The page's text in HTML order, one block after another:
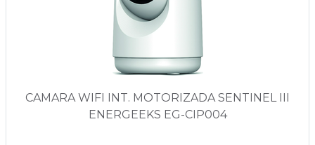
CAMARA WIFI INT. MOTORIZADA SENTINEL III
ENERGEEKS EG-CIP004